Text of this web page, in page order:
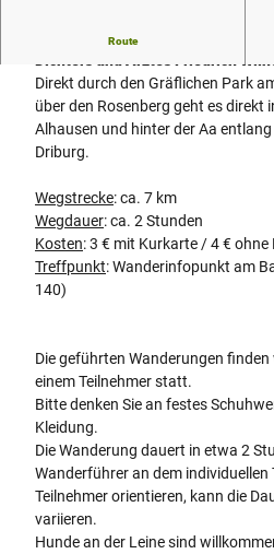
Route
Das malerische Alhausen ist der
Direkt durch den Gräflichen Park
über den Rosenberg geht es direkt
Alhausen und hinter der Aa
Driburg.
Wegstrecke: ca. 7 km
Wegdauer: ca. 2 Stunden
Kosten: 3 € mit Kurkarte / 4 € ohne
Treffpunkt: Wanderinfopunkt am
140)
Die geführten Wanderungen
einem Teilnehmer statt.
Bitte denken Sie an festes
Kleidung.
Die Wanderung dauert in etwa 2
Wanderführer an dem individuellen
Teilnehmer orientieren, kann die
variieren.
Hunde an der Leine sind